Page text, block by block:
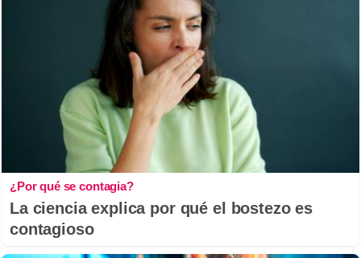
¿Por qué se contagia?
La ciencia explica por qué el bostezo es
contagioso